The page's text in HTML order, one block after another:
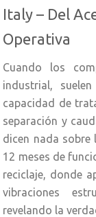
Italy – Del
Operativa
Cuando los
industrial,
capacidad de
separación y
dicen nada sobre
12 meses de
reciclaje, donde
vibraciones
revelando la